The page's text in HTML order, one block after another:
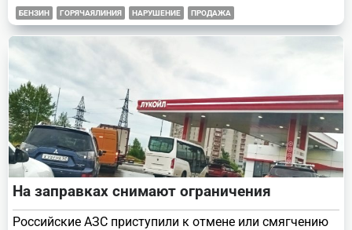
БЕНЗИН ГОРЯЧАЯЛИНИЯ НАРУШЕНИЕ ПРОДАЖА
На заправках снимают ограничения
Российские АЗС приступили к отмене или смягчению